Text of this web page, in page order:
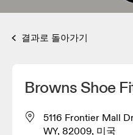
결과로 돌아가기
Browns Shoe
5116 Frontier Mall
WY, 82009, 미국